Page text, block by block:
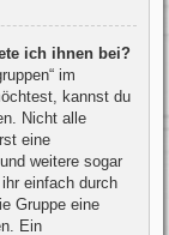
ich ihnen bei?
im
kannst du
Nicht alle
eine
weitere sogar
einfach durch
Gruppe eine
Ein